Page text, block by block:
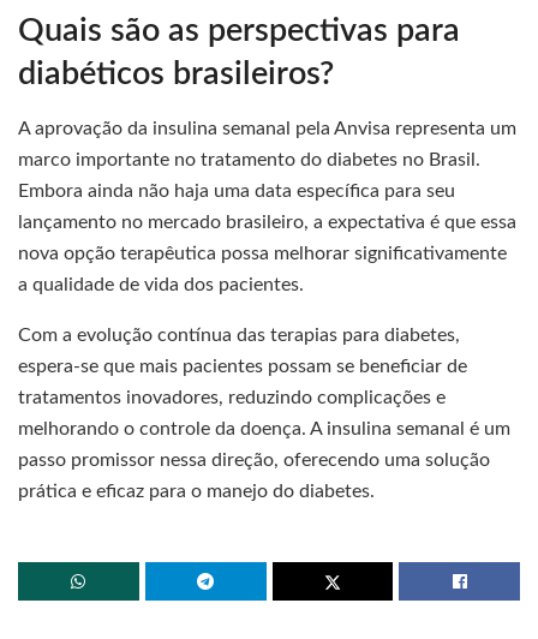
Quais são as perspectivas para
diabéticos brasileiros?
A aprovação da insulina semanal pela Anvisa representa um
marco importante no tratamento do diabetes no Brasil.
Embora ainda não haja uma data específica para seu
lançamento no mercado brasileiro, a expectativa é que essa
nova opção terapêutica possa melhorar significativamente
a qualidade de vida dos pacientes.
Com a evolução contínua das terapias para diabetes,
espera-se que mais pacientes possam se beneficiar de
tratamentos inovadores, reduzindo complicações e
melhorando o controle da doença. A insulina semanal é um
passo promissor nessa direção, oferecendo uma solução
prática e eficaz para o manejo do diabetes.